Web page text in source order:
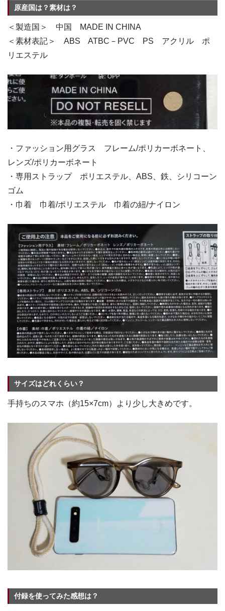
原産国は？素材は？
＜製造国＞ 中国 MADE IN CHINA
＜素材表記＞ ABS ATBC－PVC PS アクリル ポ
リエステル
・ファッション用グラス フレーム/ポリカーボネート、
レンズ/ポリカーボネート
・専用ストラップ ポリエステル、ABS、鉄、シリコーン
ゴム
・巾着 巾着/ポリエステル 巾着の紐/ナイロン
サイズはどれくらい？
手持ちのスマホ（約15×7cm）より少し大きめです。
付録を使ってみた感想は？